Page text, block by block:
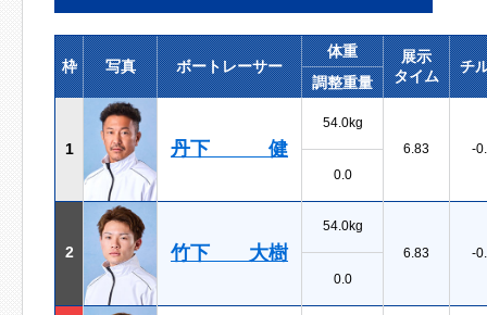
枠 写真 ボートレーサー
体重
展示
タイム
チ
調整重量
1 丹下 健
54.0kg
6.83
-
0.0
2 竹下 大樹
54.0kg
6.83
-
0.0